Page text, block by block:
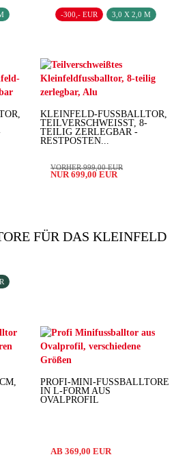
E
-300,- EUR 3,0 X 2,0 M
KLEINFELD-FUSSBALLTOR, T
EILVERSCHWEISST, 8-TE
ILIG ZERLEGBAR - RE
STPOSTEN...
VORHER 999,00 EUR
NUR 699,00 EUR
FÜR DAS KLEINFELD
PROFI-MINI-FUSSBALLTORE I
N L-FORM AUS O
VALPROFIL
AB 369,00 EUR